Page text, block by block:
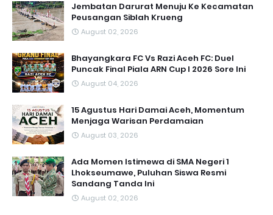
Jembatan Darurat Menuju Ke Kecamatan
Peusangan Siblah Krueng
August 02, 2026
Bhayangkara FC Vs Razi Aceh FC: Duel
Puncak Final Piala ARN Cup I 2026 Sore Ini
August 04, 2026
15 Agustus Hari Damai Aceh, Momentum
Menjaga Warisan Perdamaian
August 03, 2026
Ada Momen Istimewa di SMA Negeri 1
Lhokseumawe, Puluhan Siswa Resmi
Sandang Tanda Ini
August 02, 2026